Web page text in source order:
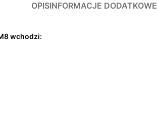
OPISINFORMACJE DODATKOWE
wchodzi: